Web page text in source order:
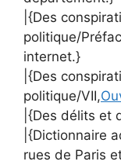
|{Des
politique/
internet.}
|{Des
politique/VII,
|{Des délits et
|{Dictionnaire
rues de Paris